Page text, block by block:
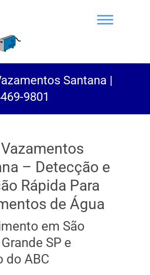
(11) 94469-
9801 |
Rei do Esgoto
Santana |
9801
– Detecção e
Rápida Para
de Água
em São
SP e
do ABC